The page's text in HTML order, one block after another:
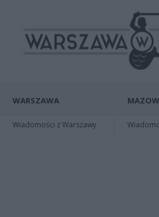
WARSZAWA
Wiadomości z Warszawy